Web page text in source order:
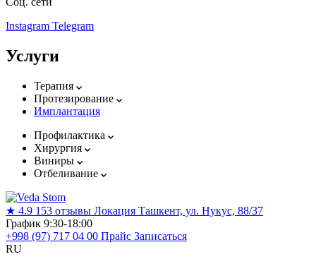
Instagram Telegram
Услуги
Терапия
Протезирование
Имплантация
Профилактика
Хирургия
Виниры
Отбеливание
★ 4.9 153 отзывы Локация Ташкент, ул. Нукус, 88/37
График 9:30-18:00
+998 (97) 717 04 00 Прайс Записаться
RU